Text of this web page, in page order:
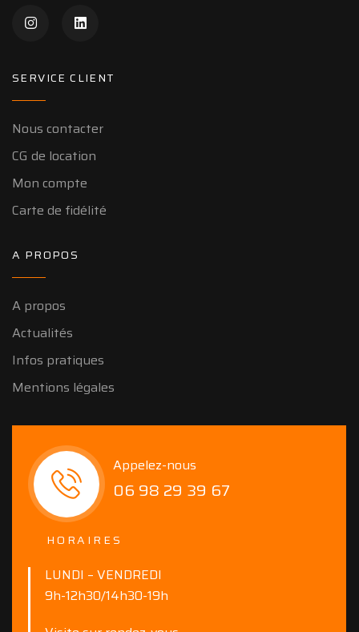
SERVICE CLIENT
Nous contacter
CG de location
Mon compte
Carte de fidélité
A PROPOS
A propos
Actualités
Infos pratiques
Mentions légales
Appelez-nous
06 98 29 39 67
HORAIRES
LUNDI – VENDREDI
9h-12h30/14h30-19h